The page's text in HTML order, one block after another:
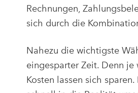
Rechnungen,
sich durch die
Nahezu die wichtigste
eingesparter Zeit. Denn
Kosten lassen sich